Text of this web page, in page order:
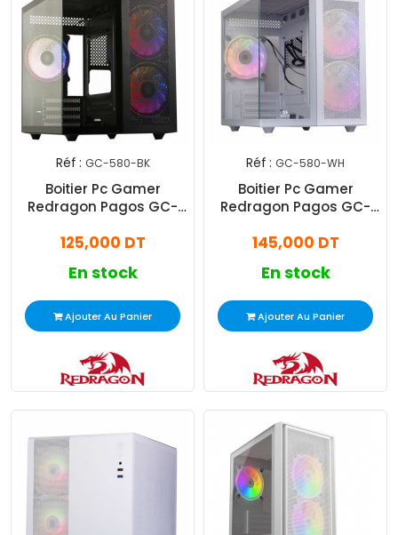
Réf : GC-580-BK
Boitier Pc Gamer
Redragon Pagos GC-
Noir
125,000 DT
En stock
Ajouter Au Panier
Réf : GC-580-WH
Boitier Pc Gamer
Redragon Pagos GC-
Blanc
145,000 DT
En stock
Ajouter Au Panier